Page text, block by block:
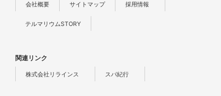
会社概要 サイトマップ 採用情報
テルマリウムSTORY
関連リンク
株式会社リラインス スパ紀行